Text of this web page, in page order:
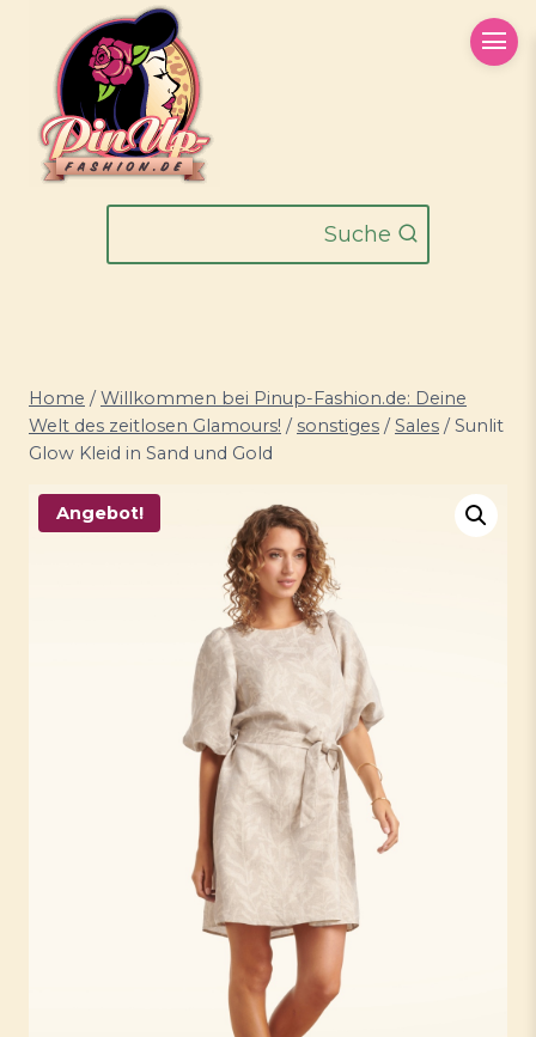
springen
Suche
Home / Willkommen bei Pinup-Fashion.de: Deine
Welt des zeitlosen Glamours! / sonstiges / Sales / Sunlit
Glow Kleid in Sand und Gold
Angebot!